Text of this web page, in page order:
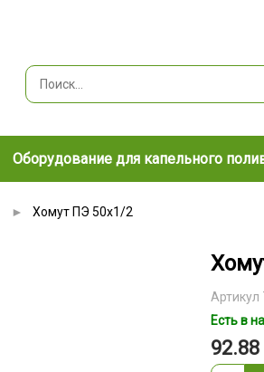
Оборудование для капельного
► Хомут ПЭ 50х1/2
Артикул
Есть в
92.88